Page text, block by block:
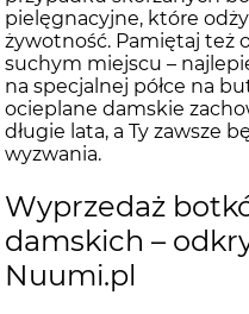
pielęgnacyjne, które
żywotność. Pamiętaj też
suchym miejscu –
na specjalnej półce na
ocieplane damskie
długie lata, a Ty zawsze
wyzwania.
Wyprzedaż
damskich –
Nuumi.pl